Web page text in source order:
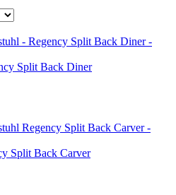
Split Back Diner
Split Back Carver